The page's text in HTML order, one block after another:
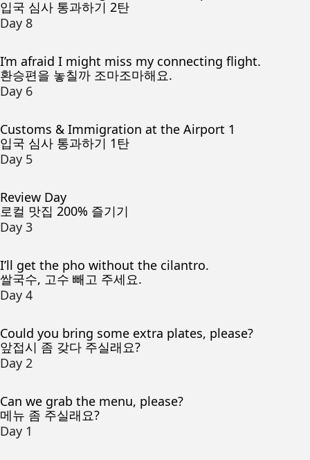
입국 심사 통과하기 2탄
Day 8
I’m afraid I might miss my connecting flight.
환승편을 놓칠까 조마조마해요.
Day 6
Customs & Immigration at the Airport 1
입국 심사 통과하기 1탄
Day 5
Review Day
로컬 맛집 200% 즐기기
Day 3
I’ll get the pho without the cilantro.
쌀국수, 고수 빼고 주세요.
Day 4
Could you bring some extra plates, please?
앞접시 좀 갖다 주실래요?
Day 2
Can we grab the menu, please?
메뉴 좀 주실래요?
Day 1